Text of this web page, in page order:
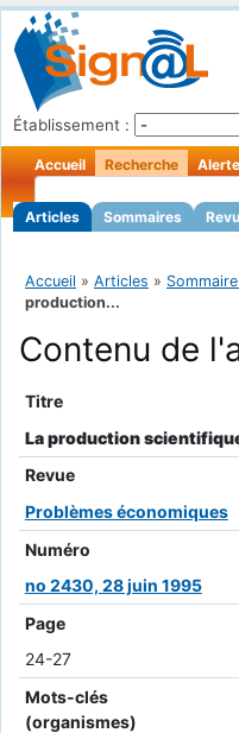
Établissement :
Accueil Recherche
Articles Sommaires
Accueil » Articles »
production...
Contenu de
Titre
La production
Revue
Problèmes économiques
Numéro
no 2430, 28 juin 1995
Page
24-27
Mots-clés
(organismes)